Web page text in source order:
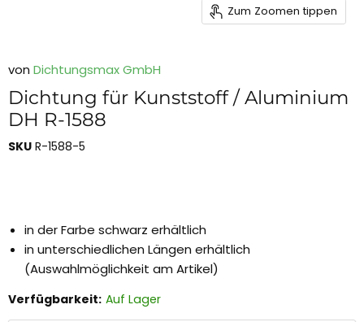
Zum Zoomen tippen
von Dichtungsmax GmbH
Dichtung für Kunststoff / Aluminium
DH R-1588
SKU R-1588-5
in der Farbe schwarz erhältlich
in unterschiedlichen Längen erhältlich
(Auswahlmöglichkeit am Artikel)
Verfügbarkeit: Auf Lager